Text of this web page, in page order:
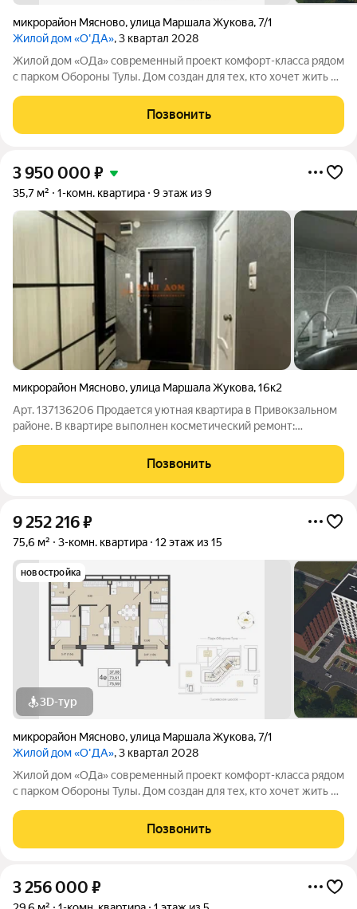
микрорайон Мясново,улица Маршала Жукова,7/1
Жилой дом «О'ДА», 3 квартал 2028
Жилой дом «ОДа» современный проект комфорт-класса рядом
с парком Обороны Тулы. Дом создан для тех, кто хочет жить в
преимущество Дом
Позвонить
3 950 000 ₽
35,7 м² 1-комн. квартира 9 этаж из 9
микрорайон Мясново,улица Маршала Жукова,16к2
Арт. 137136206 Продается уютная квартира в Привокзальном
районе. В квартире выполнен косметический ремонт:
установлен бойлер, натяжные потолки, на полу ламинат,
качественная входная дверь. Застекленная
Позвонить
9 252 216₽
75,6 м² 3-комн. квартира 12 этаж из 15
новостройка
3D-тур
микрорайон Мясново,улица Маршала Жукова,7/1
Жилой дом «О'ДА», 3 квартал 2028
Жилой дом «ОДа» современный проект комфорт-класса рядом
с парком Обороны Тулы. Дом создан для тех, кто хочет жить в
преимущество Дом
Позвонить
3 256 000 ₽